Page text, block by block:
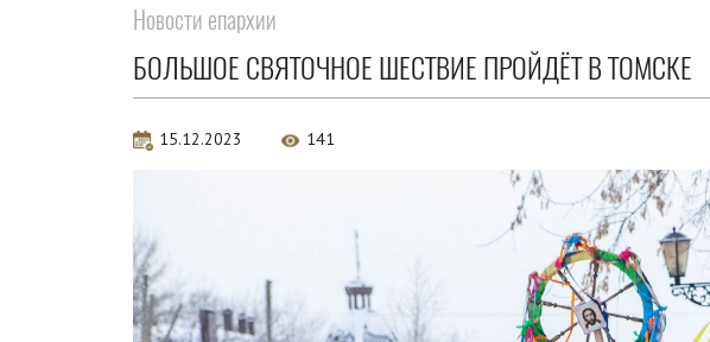
Новости епархии
БОЛЬШОЕ СВЯТОЧНОЕ ШЕСТВИЕ ПРОЙДЁТ В ТОМСКЕ
15.12.2023 141